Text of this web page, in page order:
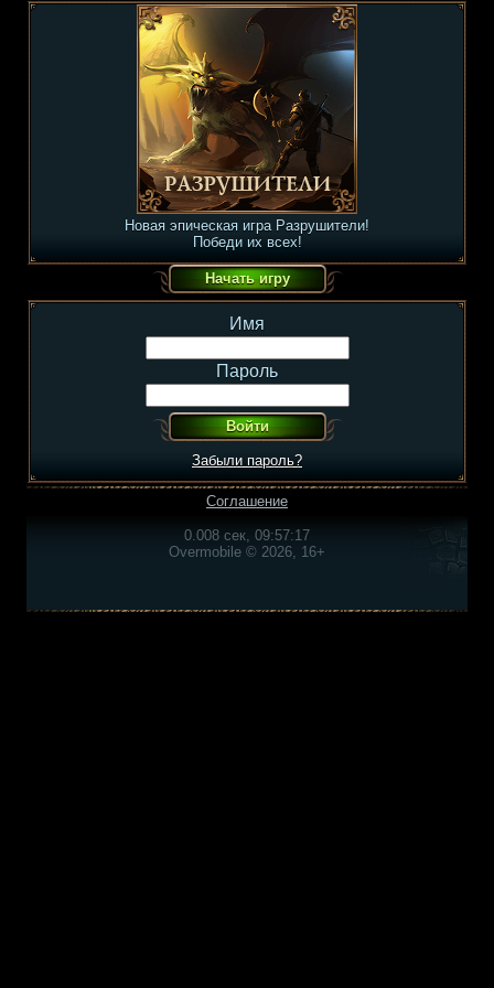
Новая эпическая игра Разрушители!
Победи их всех!
Имя
Пароль
Забыли пароль?
Соглашение
0.008 сек, 09:57:17
Overmobile © 2026, 16+